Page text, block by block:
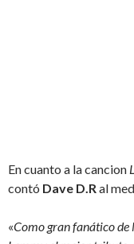
En cuanto a la cancion
contó Dave D.Ral
«Como gran fanático